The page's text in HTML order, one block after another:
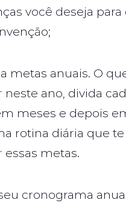
você deseja para
metas anuais. O
neste ano, divida
meses e depois
rotina diária que
essas metas.
cronograma